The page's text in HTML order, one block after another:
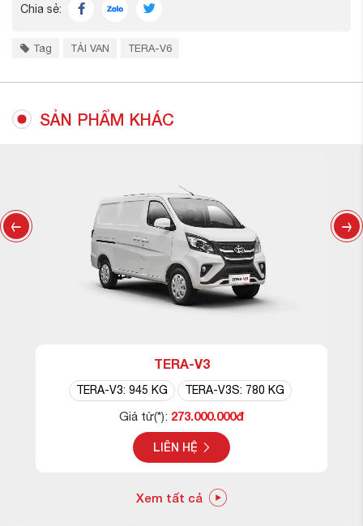
Chia sẻ:
Tag TẢI VAN TERA-V6
SẢN PHẨM KHÁC
TERA-V3
TERA-V3: 945 KG TERA-V3S: 780 KG
Giá từ(*): 273.000.000đ
LIÊN HỆ
Xem tất cả